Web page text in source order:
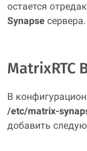
остается
Synapse сервера.
MatrixRTC
В
/etc/
добавить